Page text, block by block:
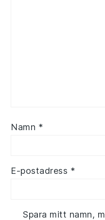
Namn *
E-postadress *
Spara mitt namn,